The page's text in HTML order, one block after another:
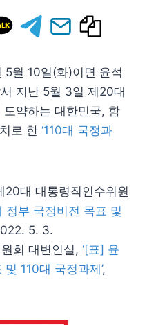
월 10일(화)이면 윤석
지난 5월 3일 제20대
도약하는 대한민국, 함
로 한 ‘110대 국정과
20대 대통령직인수위원
정부 국정비전 목표 및
5. 3.
회 대변인실, ‘[표] 윤
110대 국정과제’,